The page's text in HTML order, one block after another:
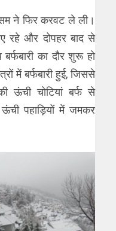
ने फिर करवट ले ली।
रहे और दोपहर बाद से
का दौर शुरू हो
में बर्फबारी हुई, जिससे
ऊंची चोटियां बर्फ से
पहाड़ियों में जमकर